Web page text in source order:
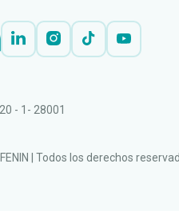
- 1- 28001
| Todos los derechos